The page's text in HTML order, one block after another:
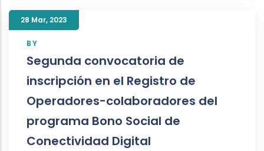
28 Mar, 2023
BY
Segunda convocatoria de
inscripción en el Registro de
Operadores-colaboradores del
programa Bono Social de
Conectividad Digital